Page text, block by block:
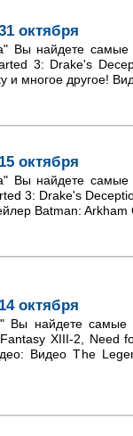
октября
найдете самые
3: Drake's
и многое другое!
октября
найдете самые
3: Drake's
Batman: Arkham
октября
найдете самые
XIII-2, Need
Видео The